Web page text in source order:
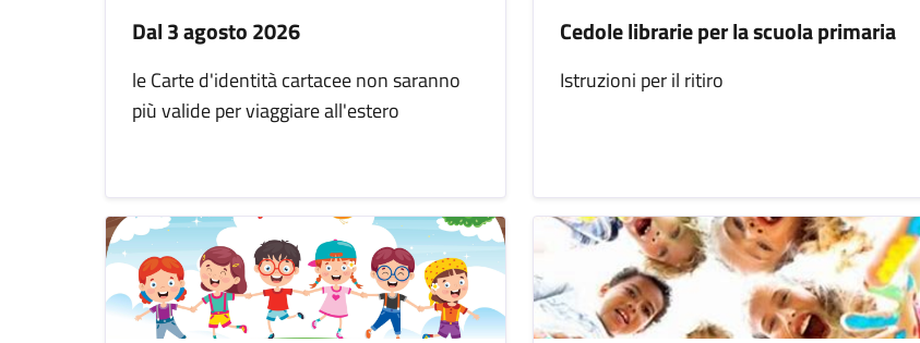
Dal 3 agosto 2026
le Carte d'identità cartacee non saranno
più valide per viaggiare all'estero
Cedole librarie per la scuola primaria
Istruzioni per il ritiro